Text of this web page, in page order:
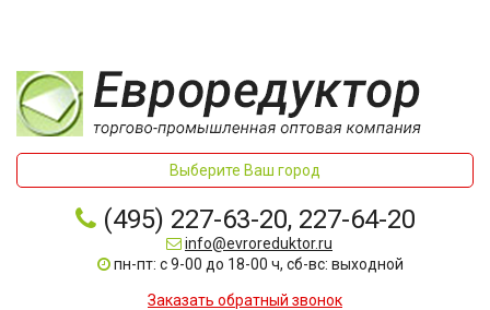
Выберите Ваш город
(495) 227-63-20, 227-64-20
info@evroreduktor.ru
пн-пт: с 9-00 до 18-00 ч, сб-вс: выходной
Заказать обратный звонок